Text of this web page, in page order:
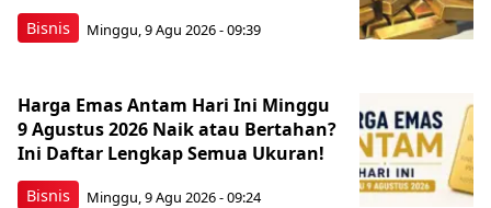
Bisnis Minggu, 9 Agu 2026 - 09:39
Bisnis
Harga Emas Antam Hari Ini Minggu
9 Agustus 2026 Naik atau Bertahan?
Ini Daftar Lengkap Semua Ukuran!
Minggu, 9 Agu 2026 - 09:24